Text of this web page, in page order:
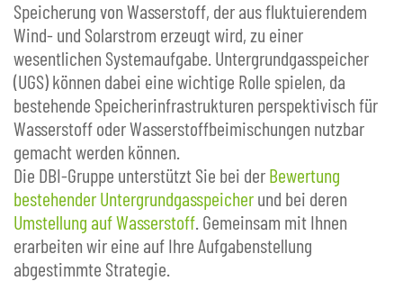
Speicherung von Wasserstoff, der aus fluktuierendem
Wind- und Solarstrom erzeugt wird, zu einer
wesentlichen Systemaufgabe. Untergrundgasspeicher
(UGS) können dabei eine wichtige Rolle spielen, da
bestehende Speicherinfrastrukturen perspektivisch für
Wasserstoff oder Wasserstoffbeimischungen nutzbar
gemacht werden können.
Die DBI-Gruppe unterstützt Sie bei derBewertung
bestehender Untergrundgasspeicherund bei deren
Umstellung auf Wasserstoff . Gemeinsam mit Ihnen
erarbeiten wir eine auf Ihre Aufgabenstellung
abgestimmte Strategie.